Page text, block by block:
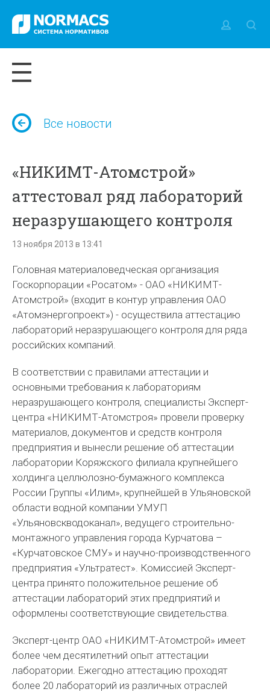
Все новости
«НИКИМТ-Атомстрой»
аттестовал ряд лабораторий
неразрушающего контроля
13 ноября 2013 в 13:41
Головная материаловедческая организация
Госкорпорации «Росатом» - ОАО «НИКИМТ-
Атомстрой» (входит в контур управления ОАО
«Атомэнергопроект») - осуществила аттестацию
лабораторий неразрушающего контроля для ряда
российских компаний.
В соответствии с правилами аттестации и
основными требования к лабораториям
неразрушающего контроля, специалисты Эксперт-
центра «НИКИМТ-Атомстроя» провели проверку
материалов, документов и средств контроля
предприятия и вынесли решение об аттестации
лаборатории Коряжского филиала крупнейшего
холдинга целлюлозно-бумажного комплекса
России Группы «Илим», крупнейшей в Ульяновской
области водной компании УМУП
«Ульяновскводoканал», ведущего строительно-
монтажного управления города Курчатова –
«Курчатовское СМУ» и научно-производственного
предприятия «Ультратест». Комиссией Эксперт-
центра принято положительное решение об
аттестации лабораторий этих предприятий и
оформлены соответствующие свидетельства.
Эксперт-центр ОАО «НИКИМТ-Атомстрой» имеет
более чем десятилетний опыт аттестации
лаборатории. Ежегодно аттестацию проходят
более 20 лабораторий из различных отраслей